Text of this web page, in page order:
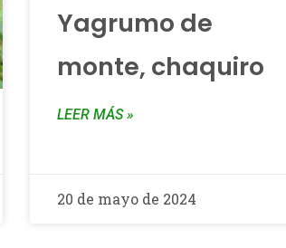
Yagrumo de
monte, chaquiro
LEER MÁS »
20 de mayo de 2024